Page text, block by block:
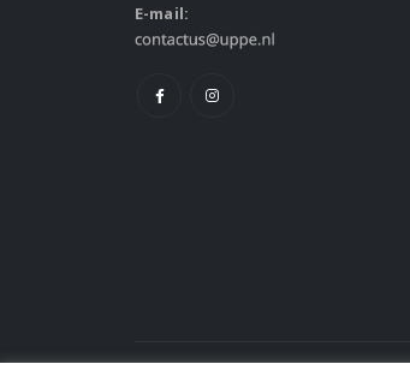
E-mail: